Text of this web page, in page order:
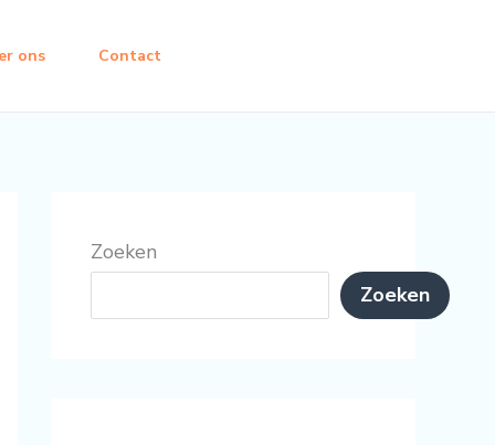
ons Contact
Zoeken
Zoeken